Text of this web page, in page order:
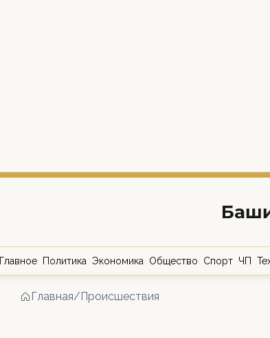
Главное Политика Экономика Общество Спорт ЧП
Главная/Происшествия